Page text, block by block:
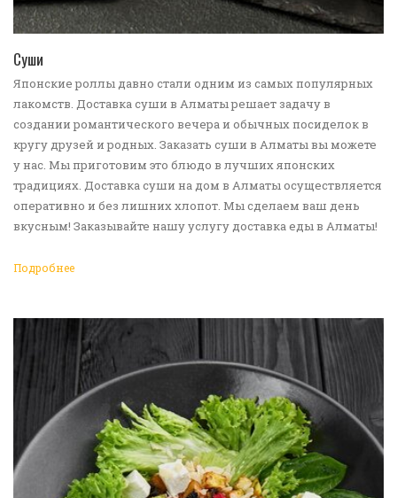
Суши
Японские роллы давно стали одним из самых популярных
лакомств. Доставка суши в Алматы решает задачу в
создании романтического вечера и обычных посиделок в
кругу друзей и родных. Заказать суши в Алматы вы можете
у нас. Мы приготовим это блюдо в лучших японских
традициях. Доставка суши на дом в Алматы осуществляется
оперативно и без лишних хлопот. Мы сделаем ваш день
вкусным! Заказывайте нашу услугу доставка еды в Алматы!
Подробнее